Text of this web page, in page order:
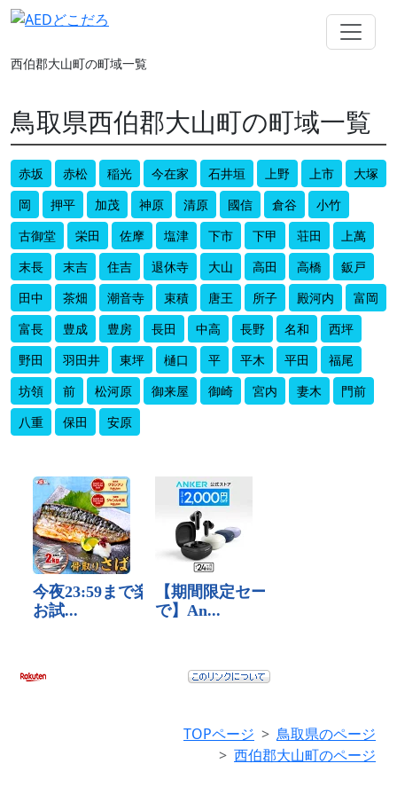
西伯郡大山町の町域一覧
鳥取県西伯郡大山町の町域一覧
赤坂 赤松 稲光 今在家 石井垣 上野 上市
大塚
岡
押平 加茂 神原 清原 國信 倉谷
小竹
古御堂
栄田 佐摩 塩津 下市 下甲 荘田
上萬
末長
末吉 住吉 退休寺 大山 高田 高橋
鈑戸
田中
茶畑 潮音寺 束積 唐王 所子 殿河内
富岡
富長
豊成 豊房 長田 中高 長野 名和
西坪
野田
羽田井 東坪 樋口 平 平木 平田
福尾
坊領
前 松河原 御来屋 御崎 宮内 妻木
門前
八重
保田 安原
TOPページ
鳥取県のページ
西伯郡大山町のページ